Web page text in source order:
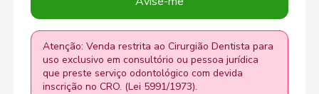
Atenção: Venda restrita ao Cirurgião Dentista para
uso exclusivo em consultório ou pessoa jurídica
que preste serviço odontológico com devida
inscrição no CRO. (Lei 5991/1973).